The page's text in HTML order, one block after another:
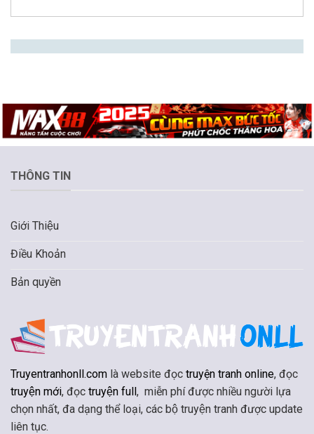
THÔNG TIN
Giới Thiệu
Điều Khoản
Bản quyền
Truyentranhonll.com là website đọc truyện tranh online, đọc
truyện mới, đọc truyện full, miễn phí được nhiều người lựa
chọn nhất, đa dạng thể loại, các bộ truyện tranh được update
liên tục.